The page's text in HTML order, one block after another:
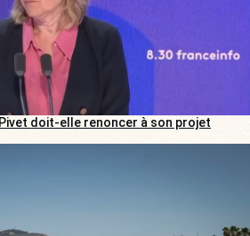
Pivet doit-elle renoncer à son projet